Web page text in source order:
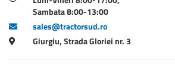
Sambata 8:00-13:00
sales@tractorsud.ro
Giurgiu, Strada Gloriei nr. 3